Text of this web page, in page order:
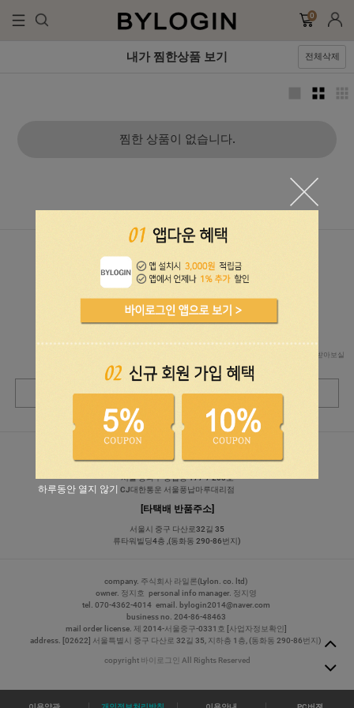
0
내가 찜한상품 보기 전체삭제
찜한 상품이 없습니다.
CS CENTER
070-4362-4014
OPEN : am10:00 - pm17:00
BREAK : pm13:00 ~ pm14:00
BANK INFO
WR 1005-202-559800
KB 018301-04-179689
IBK 267-056576-01-027
게시판으로 문의 남겨주시면 빠른 답변을 받아보실
수 있습니다.
고객센터 바로연결 상품문의 바로가기
[교환/반품 주소]
서울 송파구 풍납동 177-7 203호
CJ대한통운 서울풍납마루대리점
[타택배 반품주소]
서울시 중구 다산로32길 35
류타워빌딩4층 ,(동화동 290-86번지)
company. 주식회사 라일론(Lylon. co. ltd)
owner. 정지호 personal info manager. 정지영
tel. 070-4362-4014 email.
bylogin2014@naver.com
business no. 204-86-48463
mail order license. 제 2014-서울중구-0331호 [사업자정보확인]
address. [02622] 서울특별시 중구 다산로 32길 35, 지하층 1층, (동화동 290-86번지)
copyright 바이로그인 All Rights Reserved
하루동안 열지 않기